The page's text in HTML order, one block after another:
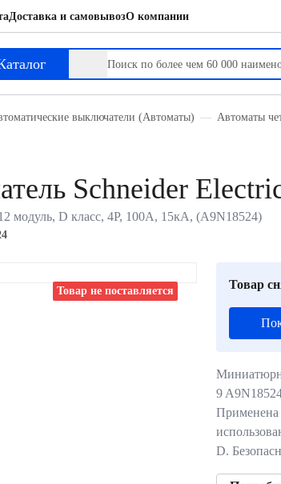
Доставка и самовывозО компании
выключатели (Автоматы) Автоматы
Товар не поставляется
Schneider
модуль, D класс, 4P, 100А, 15кА, (A9N18524)
Товар
9
Применена
D.